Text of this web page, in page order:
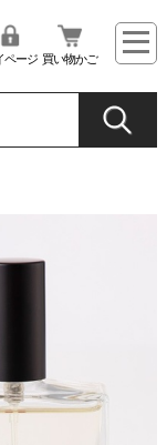
ページ 買い物かご